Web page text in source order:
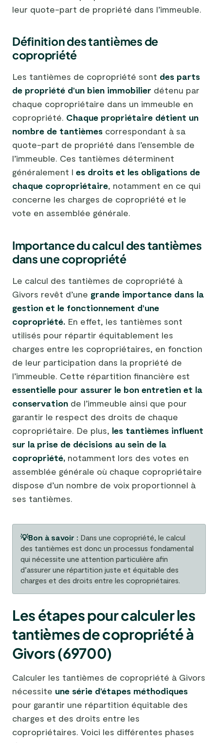
leur quote-part de propriété dans l’immeuble.
Définition des tantièmes de
copropriété
Les tantièmes de copropriété sont des parts
de propriété d’un bien immobilier détenu par
chaque copropriétaire dans un immeuble en
copropriété. Chaque propriétaire détient un
nombre de tantièmes correspondant à sa
quote-part de propriété dans l’ensemble de
l’immeuble. Ces tantièmes déterminent
généralement l es droits et les obligations de
chaque copropriétaire, notamment en ce qui
concerne les charges de copropriété et le
vote en assemblée générale.
Importance du calcul des tantièmes
dans une copropriété
Le calcul des tantièmes de copropriété à
Givors revêt d’une grande importance dans la
gestion et le fonctionnement d’une
copropriété. En effet, les tantièmes sont
utilisés pour répartir équitablement les
charges entre les copropriétaires, en fonction
de leur participation dans la propriété de
l’immeuble. Cette répartition financière est
essentielle pour assurer le bon entretien et la
conservation de l’immeuble ainsi que pour
garantir le respect des droits de chaque
copropriétaire. De plus, les tantièmes influent
sur la prise de décisions au sein de la
copropriété, notamment lors des votes en
assemblée générale où chaque copropriétaire
dispose d’un nombre de voix proportionnel à
ses tantièmes.
💡Bon à savoir : Dans une copropriété, le calcul
des tantièmes est donc un processus fondamental
qui nécessite une attention particulière afin
d’assurer une répartition juste et équitable des
charges et des droits entre les copropriétaires.
Les étapes pour calculer les
tantièmes de copropriété à
Givors (69700)
Calculer les tantièmes de copropriété à Givors
nécessite une série d’étapes méthodiques
pour garantir une répartition équitable des
charges et des droits entre les
copropriétaires. Voici les différentes phases